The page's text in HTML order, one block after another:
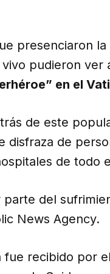
presenciaron
pudieron ver
en el
de este
disfraza de
de todo
parte del
News Agency.
fue recibido por